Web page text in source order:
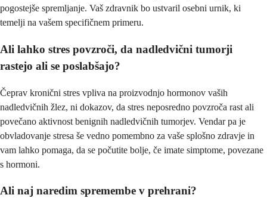
pogostejše spremljanje. Vaš zdravnik bo ustvaril osebni urnik, ki
temelji na vašem specifičnem primeru.
Ali lahko stres povzroči, da nadledvični tumorji
rastejo ali se poslabšajo?
Čeprav kronični stres vpliva na proizvodnjo hormonov vaših
nadledvičnih žlez, ni dokazov, da stres neposredno povzroča rast ali
povečano aktivnost benignih nadledvičnih tumorjev. Vendar pa je
obvladovanje stresa še vedno pomembno za vaše splošno zdravje in
vam lahko pomaga, da se počutite bolje, če imate simptome, povezane
s hormoni.
Ali naj naredim spremembe v prehrani?